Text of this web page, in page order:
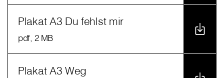
Plakat A3 Du fehlst mir
pdf, 2 MB
Plakat A3 Weg